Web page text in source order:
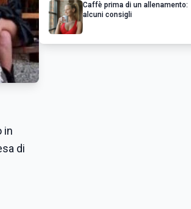
in
di
Caffè prima di un allenamento:
alcuni consigli